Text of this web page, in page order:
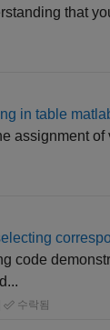
that
in table
assignment
code
| 수락됨